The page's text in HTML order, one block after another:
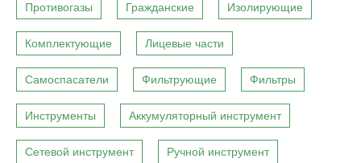
Противогазы Гражданские Изолирующие
Комплектующие Лицевые части
Самоспасатели Фильтрующие Фильтры
Инструменты Аккумуляторный инструмент
Сетевой инструмент Ручной инструмент